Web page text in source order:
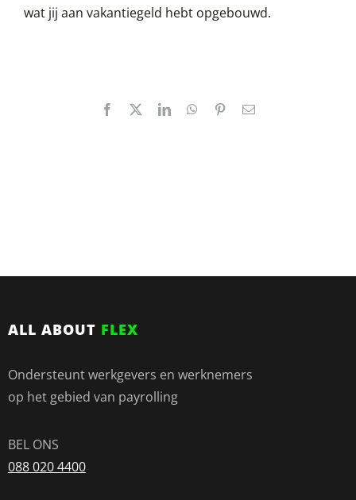
wat jij aan vakantiegeld hebt opgebouwd.
Facebook LinkedInWhatsApp
Pinterest
E-
ALL ABOUT FLEX
Ondersteunt werkgevers en werknemers
op het gebied van payrolling
BEL ONS
088 020 4400